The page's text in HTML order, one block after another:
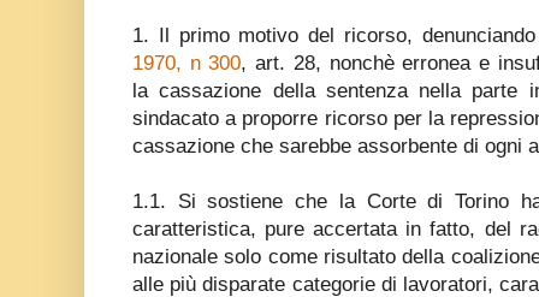
1. Il primo motivo del ricorso,
1970, n 300, art. 28, nonchè erronea e
la cassazione della sentenza nella parte
sindacato a proporre ricorso per la
cassazione che sarebbe assorbente di ogni
1.1. Si sostiene che la Corte di Torino
caratteristica, pure accertata in fatto, del
nazionale solo come risultato della
alle più disparate categorie di lavoratori,